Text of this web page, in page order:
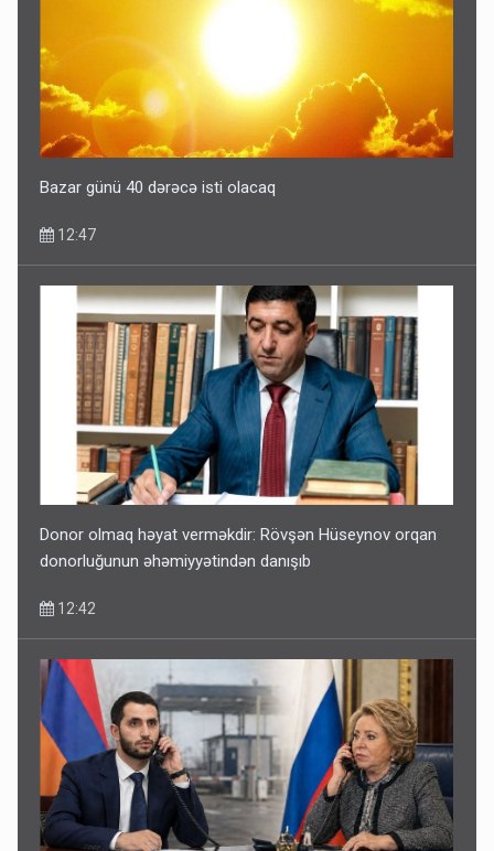
Bazar günü 40 dərəcə isti olacaq
12:47
Donor olmaq həyat verməkdir: Rövşən Hüseynov orqan
donorluğunun əhəmiyyətindən danışıb
12:42